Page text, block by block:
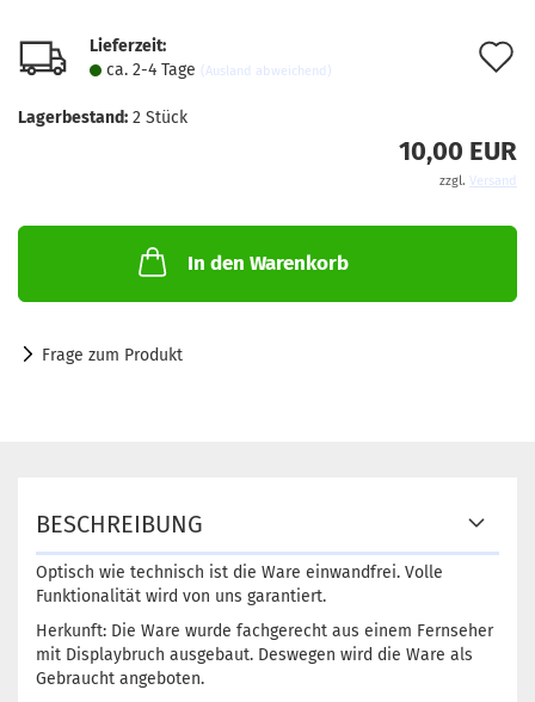
Lieferzeit:
ca. 2-4 Tage (Ausland abweichend)
Lagerbestand: 2 Stück
10,00 EUR
zzgl. Versand
In den Warenkorb
Frage zum Produkt
BESCHREIBUNG
Optisch wie technisch ist die Ware einwandfrei. Volle
Funktionalität wird von uns garantiert.
Herkunft: Die Ware wurde fachgerecht aus einem Fernseher
mit Displaybruch ausgebaut. Deswegen wird die Ware als
Gebraucht angeboten.